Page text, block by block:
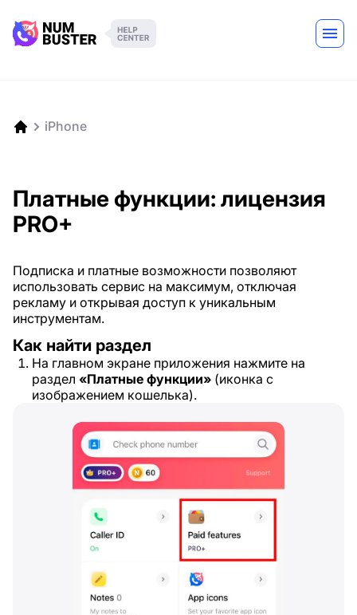
iPhone
Платные функции: лицензия
PRO+
Подписка и платные возможности позволяют
использовать сервис на максимум, отключая
рекламу и открывая доступ к уникальным
инструментам.
Как найти раздел
На главном экране приложения нажмите на
раздел «Платные функции» (иконка с
изображением кошелька).